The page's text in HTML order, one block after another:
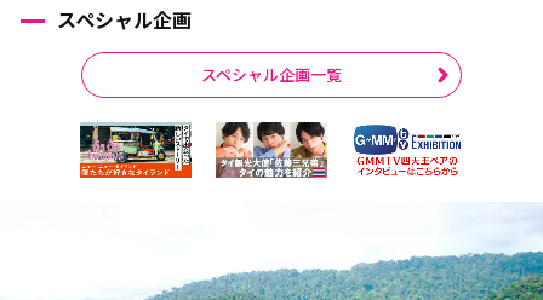
スペシャル企画
スペシャル企画一覧